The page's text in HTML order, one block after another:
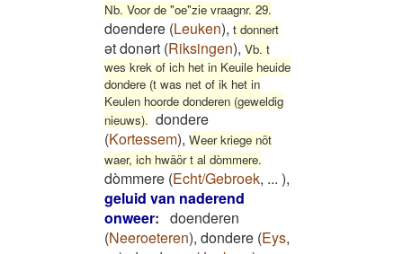
Nb. Voor de "oe"zie vraagnr. 29.
doendere (Leuken), t donnert
ət donərt (Riksingen), Vb. t
wes krek of ich het in Keuile heuide
dondere (t was net of ik het in
Keulen hoorde donderen (geweldig
nieuws). dondere
(Kortessem), Weer kriege nöt
waer, ich hwäör t al dòmmere.
dòmmere (Echt/Gebroek, ... ),
geluid van naderend
onweer: doenderen
(Neeroeteren), dondere (Eys,